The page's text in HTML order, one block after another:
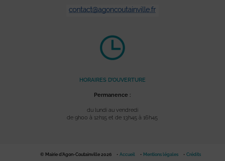
HORAIRES D’OUVERTURE
Permanence :
du lundi au vendredi
de 9h00 à 12h15 et de 13h45 à 16h45
© Mairie d'Agon-Coutainville 2026 Accueil Mentions légales Crédits